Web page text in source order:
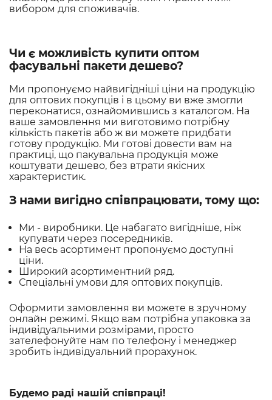
вибором для споживачів.
Чи є можливість купити оптом
фасувальні пакети дешево?
Ми пропонуємо найвигідніші ціни на продукцію
для оптових покупців і в цьому ви вже змогли
переконатися, ознайомившись з каталогом. На
ваше замовлення ми виготовимо потрібну
кількість пакетів або ж ви можете придбати
готову продукцію. Ми готові довести вам на
практиці, що пакувальна продукція може
коштувати дешево, без втрати якісних
характеристик.
З нами вигідно співпрацювати, тому що:
Ми - виробники. Це набагато вигідніше, ніж
купувати через посередників.
На весь асортимент пропонуємо доступні
ціни.
Широкий асортиментний ряд.
Спеціальні умови для оптових покупців.
Оформити замовлення ви можете в зручному
онлайн режимі. Якщо вам потрібна упаковка за
індивідуальними розмірами, просто
зателефонуйте нам по телефону і менеджер
зробить індивідуальний прорахунок.
Будемо раді нашій співпраці!